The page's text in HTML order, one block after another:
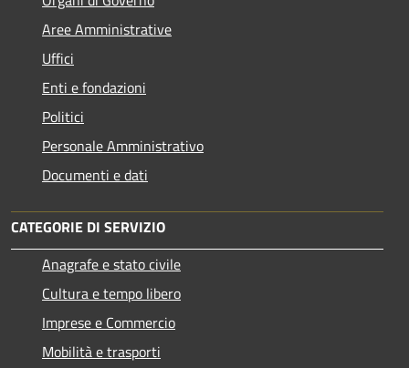
Aree Amministrative
Uffici
Enti e fondazioni
Politici
Personale Amministrativo
Documenti e dati
CATEGORIE DI SERVIZIO
Anagrafe e stato civile
Cultura e tempo libero
Imprese e Commercio
Mobilità e trasporti